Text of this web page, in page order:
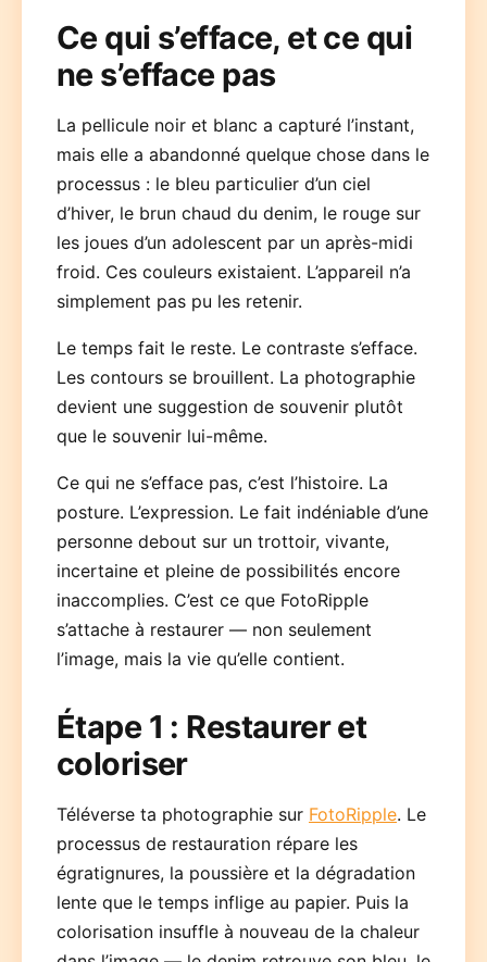
Ce qui s’efface, et ce qui
ne s’efface pas
La pellicule noir et blanc a capturé l’instant,
mais elle a abandonné quelque chose dans le
processus : le bleu particulier d’un ciel
d’hiver, le brun chaud du denim, le rouge sur
les joues d’un adolescent par un après-midi
froid. Ces couleurs existaient. L’appareil n’a
simplement pas pu les retenir.
Le temps fait le reste. Le contraste s’efface.
Les contours se brouillent. La photographie
devient une suggestion de souvenir plutôt
que le souvenir lui-même.
Ce qui ne s’efface pas, c’est l’histoire. La
posture. L’expression. Le fait indéniable d’une
personne debout sur un trottoir, vivante,
incertaine et pleine de possibilités encore
inaccomplies. C’est ce que FotoRipple
s’attache à restaurer — non seulement
l’image, mais la vie qu’elle contient.
Étape 1 : Restaurer et
coloriser
Téléverse ta photographie sur FotoRipple. Le
processus de restauration répare les
égratignures, la poussière et la dégradation
lente que le temps inflige au papier. Puis la
colorisation insuffle à nouveau de la chaleur